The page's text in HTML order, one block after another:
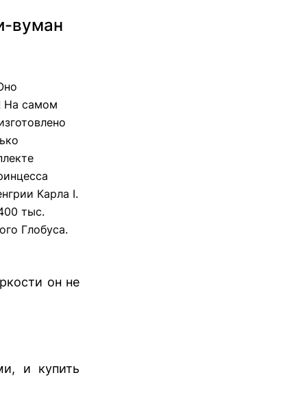
вуман
На самом
Карла I.
тыс.
Глобуса.
он не
и купить